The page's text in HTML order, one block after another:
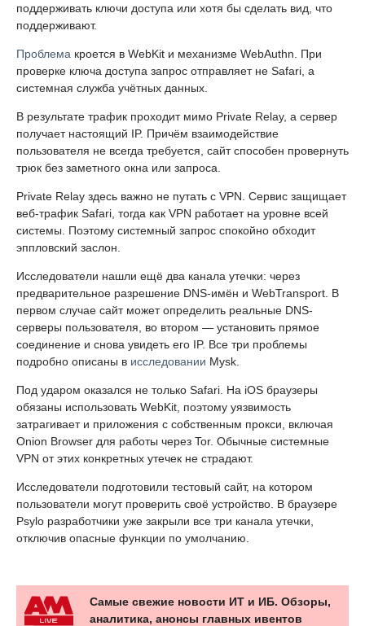
поддерживать ключи доступа или хотя бы сделать вид, что
поддерживают.
Проблема кроется в WebKit и механизме WebAuthn. При
проверке ключа доступа запрос отправляет не Safari, а
системная служба учётных данных.
В результате трафик проходит мимо Private Relay, а сервер
получает настоящий IP. Причём взаимодействие
пользователя не всегда требуется, сайт способен провернуть
трюк без заметного окна или запроса.
Private Relay здесь важно не путать с VPN. Сервис защищает
веб-трафик Safari, тогда как VPN работает на уровне всей
системы. Поэтому системный запрос спокойно обходит
эппловский заслон.
Исследователи нашли ещё два канала утечки: через
предварительное разрешение DNS-имён и WebTransport. В
первом случае сайт может определить реальные DNS-
серверы пользователя, во втором — установить прямое
соединение и снова увидеть его IP. Все три проблемы
подробно описаны в исследовании Mysk.
Под ударом оказался не только Safari. На iOS браузеры
обязаны использовать WebKit, поэтому уязвимость
затрагивает и приложения с собственным прокси, включая
Onion Browser для работы через Tor. Обычные системные
VPN от этих конкретных утечек не страдают.
Исследователи подготовили тестовый сайт, на котором
пользователи могут проверить своё устройство. В браузере
Psylo разработчики уже закрыли все три канала утечки,
отключив опасные функции по умолчанию.
Самые свежие новости ИТ и ИБ. Обзоры,
аналитика, анонсы главных ивентов